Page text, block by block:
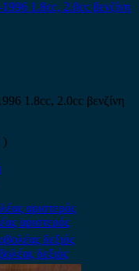
1.8cc, 2.0cc βενζίνη
)
αριστερός
δεξιός